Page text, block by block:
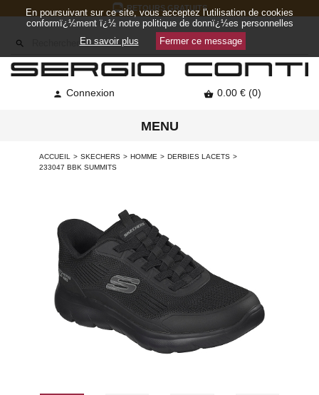
RETOURS GRATUITS

 Connexion  0.00 € (0)
MENU
ACCUEIL SKECHERS HOMME
DERBIES LACETS
233047 BBK SUMMITS
En poursuivant sur ce site, vous acceptez l'utilisation de cookies
conformï¿½ment ï¿½ notre politique de donnï¿½es personnelles
En savoir plus
Fermer ce message